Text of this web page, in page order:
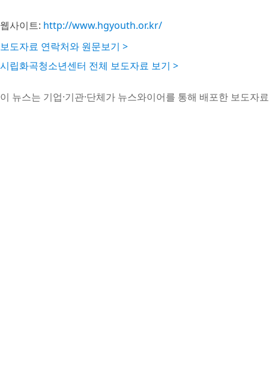
웹사이트: http://www.hgyouth.or.kr/
보도자료 연락처와 원문보기 >
시립화곡청소년센터 전체 보도자료 보기 >
이 뉴스는 기업·기관·단체가 뉴스와이어를 통해 배포한 보도자